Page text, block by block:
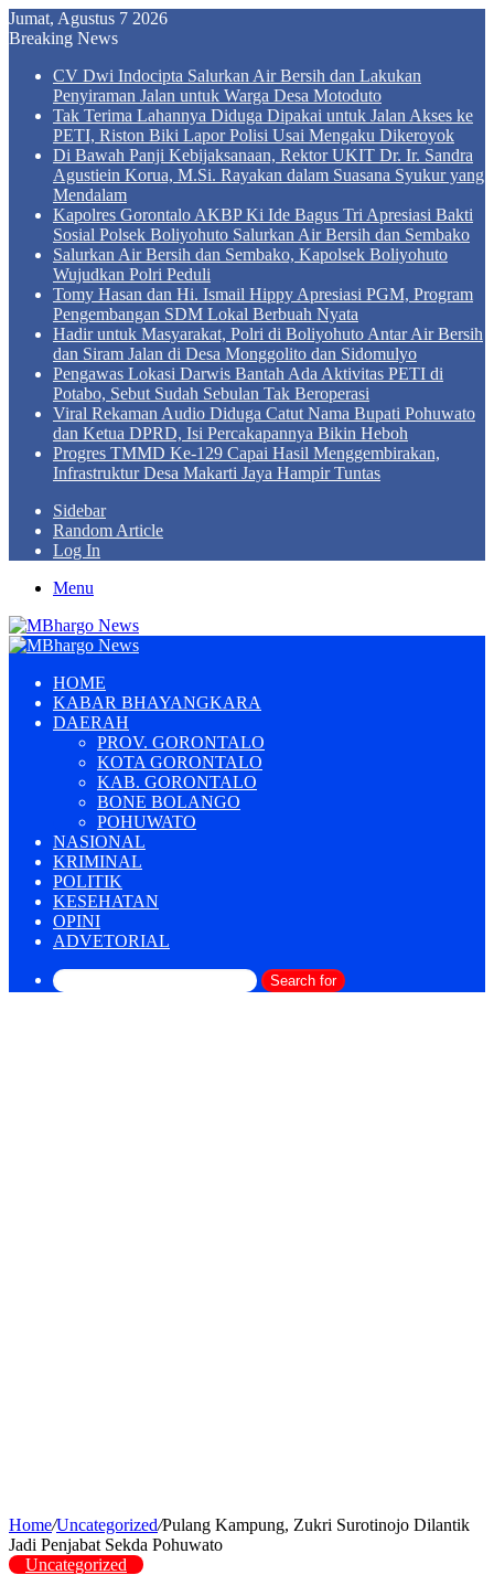
Jumat, Agustus 7 2026
Breaking News
CV Dwi Indocipta Salurkan Air Bersih dan Lakukan
Penyiraman Jalan untuk Warga Desa Motoduto
Tak Terima Lahannya Diduga Dipakai untuk Jalan Akses ke
PETI, Riston Biki Lapor Polisi Usai Mengaku Dikeroyok
Di Bawah Panji Kebijaksanaan, Rektor UKIT Dr. Ir. Sandra
Agustiein Korua, M.Si. Rayakan dalam Suasana Syukur yang
Mendalam
Kapolres Gorontalo AKBP Ki Ide Bagus Tri Apresiasi Bakti
Sosial Polsek Boliyohuto Salurkan Air Bersih dan Sembako
Salurkan Air Bersih dan Sembako, Kapolsek Boliyohuto
Wujudkan Polri Peduli
Tomy Hasan dan Hi. Ismail Hippy Apresiasi PGM, Program
Pengembangan SDM Lokal Berbuah Nyata
Hadir untuk Masyarakat, Polri di Boliyohuto Antar Air Bersih
dan Siram Jalan di Desa Monggolito dan Sidomulyo
Pengawas Lokasi Darwis Bantah Ada Aktivitas PETI di
Potabo, Sebut Sudah Sebulan Tak Beroperasi
Viral Rekaman Audio Diduga Catut Nama Bupati Pohuwato
dan Ketua DPRD, Isi Percakapannya Bikin Heboh
Progres TMMD Ke-129 Capai Hasil Menggembirakan,
Infrastruktur Desa Makarti Jaya Hampir Tuntas
Sidebar
Random Article
Log In
Menu
HOME
KABAR BHAYANGKARA
DAERAH
PROV. GORONTALO
KOTA GORONTALO
KAB. GORONTALO
BONE BOLANGO
POHUWATO
NASIONAL
KRIMINAL
POLITIK
KESEHATAN
OPINI
ADVETORIAL
Search for
Home/Uncategorized/Pulang Kampung, Zukri Surotinojo Dilantik
Jadi Penjabat Sekda Pohuwato
Uncategorized